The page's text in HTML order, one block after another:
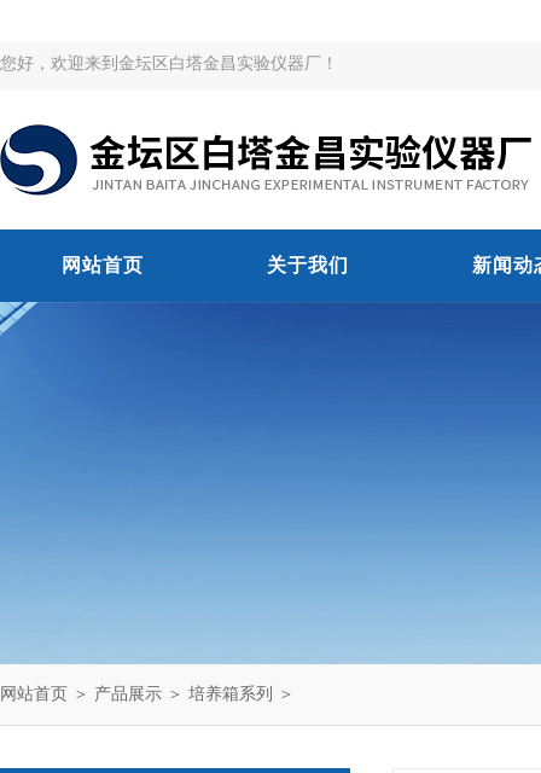
您好，欢迎来到金坛区白塔金昌实验仪器厂！
网站首页 关于我们 新闻动
网站首页 ＞ 产品展示 ＞ 培养箱系列 ＞